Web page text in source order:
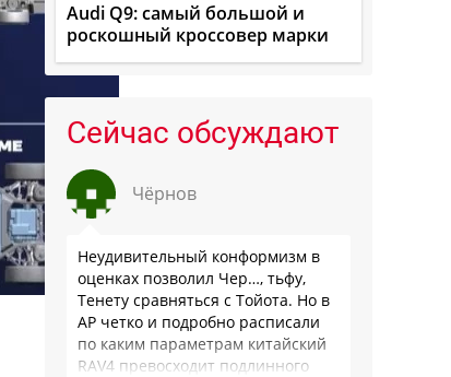
Audi Q9: самый большой и
роскошный кроссовер марки
Сейчас обсуждают
Чёрнов
Неудивительный конформизм в
оценках позволил Чер…, тьфу,
Тенету сравняться с Тойота. Но в
АР четко и подробно расписали
по каким параметрам китайский
RAV4 превосходит подлинного